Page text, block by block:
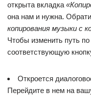
открыта вкладка
она нам и нужна.
копирования музыки с
Чтобы изменить путь
соответствующую
Откроется
Перейдите в нем на